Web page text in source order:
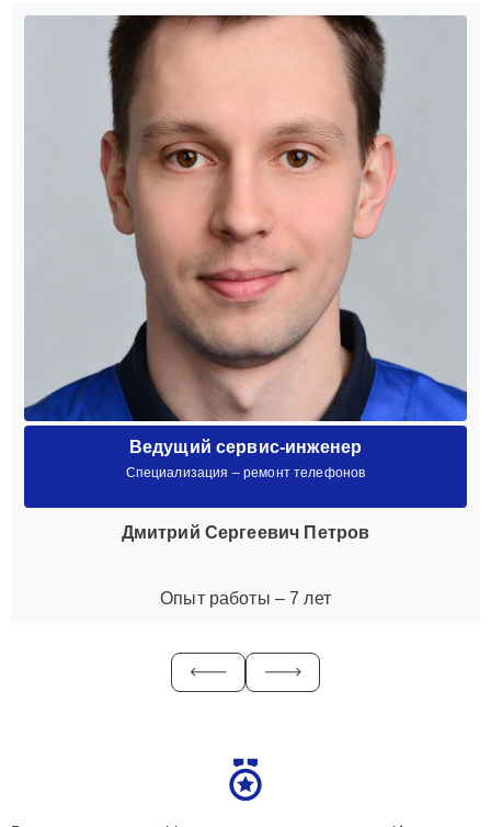
Ведущий сервис-инженер
Специализация – ремонт телефонов
Дмитрий Сергеевич Петров
Опыт работы – 7 лет